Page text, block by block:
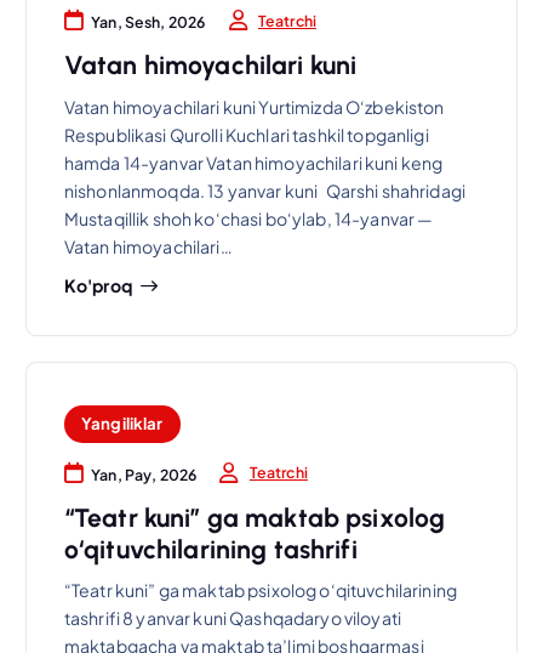
Yan, Sesh, 2026 Teatrchi
Vatan himoyachilari kuni
Vatan himoyachilari kuni Yurtimizda O‘zbekiston
Respublikasi Qurolli Kuchlari tashkil topganligi
hamda 14-yanvar Vatan himoyachilari kuni keng
nishonlanmoqda. 13 yanvar kuni Qarshi shahridagi
Mustaqillik shoh ko‘chasi bo‘ylab, 14-yanvar —
Vatan himoyachilari…
Ko'proq
Yangiliklar
Yan, Pay, 2026 Teatrchi
“Teatr kuni” ga maktab psixolog
o‘qituvchilarining tashrifi
“Teatr kuni” ga maktab psixolog o‘qituvchilarining
tashrifi 8 yanvar kuni Qashqadaryo viloyati
maktabgacha va maktab ta’limi boshqarmasi